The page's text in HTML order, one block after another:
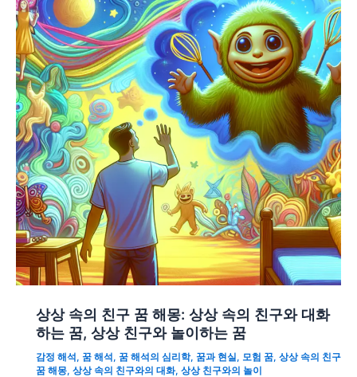
상상 속의 친구 꿈 해몽: 상상 속의 친구와 대화
하는 꿈, 상상 친구와 놀이하는 꿈
감정 해석, 꿈 해석, 꿈 해석의 심리학, 꿈과 현실, 모험 꿈, 상상 속의 친구
꿈 해몽, 상상 속의 친구와의 대화, 상상 친구와의 놀이